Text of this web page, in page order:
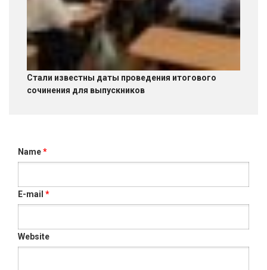
Стали известны даты проведения итогового
сочинения для выпускников
Name*
E-mail *
Website